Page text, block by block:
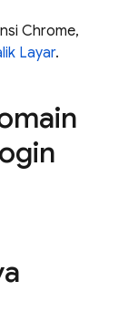
Chrome,
Layar.